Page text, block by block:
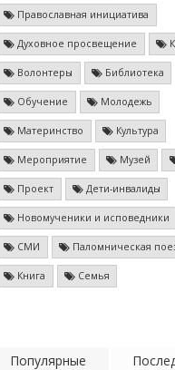
Православная инициатива
Духовное просвещение
Волонтеры Библиотека
Обучение Молодежь
Материнство Культура
Мероприятие Музей
Проект Дети-инвалиды
Новомученики и исповедники
СМИ Паломническая
Книга Семья
Популярные